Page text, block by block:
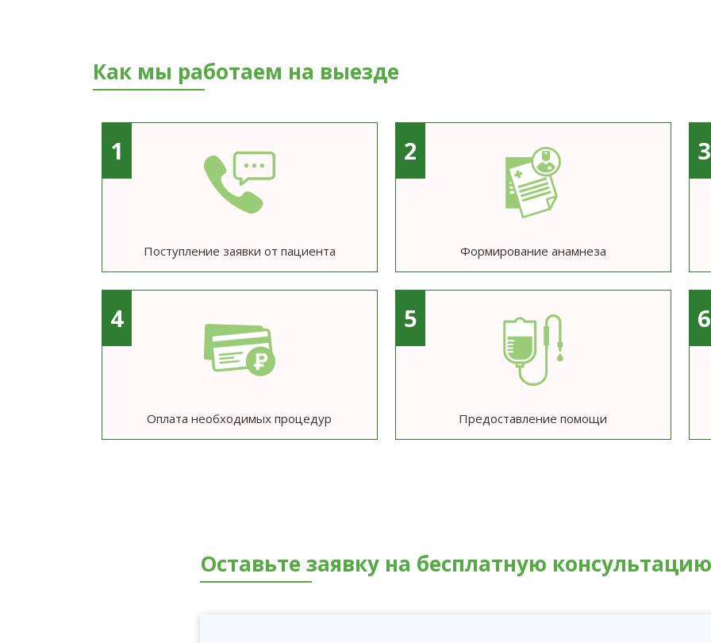
Как мы работаем на выезде
1
Поступление заявки от пациента
2
Формирование анамнеза
3
4
Оплата необходимых процедур
5
Предоставление помощи
6
Оставьте заявку на бесплатную консультацию